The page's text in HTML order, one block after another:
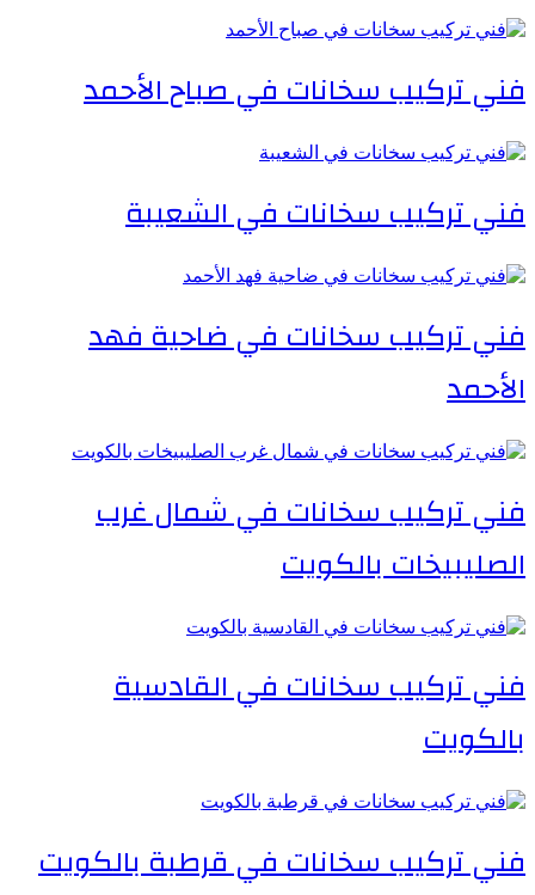
فني تركيب سخانات في صباح الأحمد
فني تركيب سخانات في الشعيبة
فني تركيب سخانات في ضاحية فهد
الأحمد
فني تركيب سخانات في شمال غرب
الصليبيخات بالكويت
فني تركيب سخانات في القادسية
بالكويت
فني تركيب سخانات في قرطبة بالكويت